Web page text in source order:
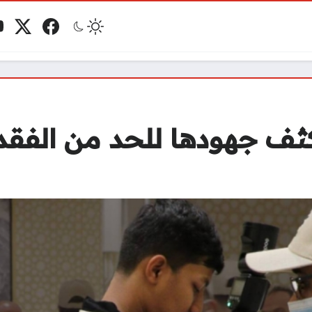
فيسبوك
جهودها للحد من